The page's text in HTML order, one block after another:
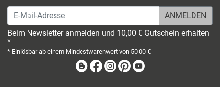
E-Mail-Adresse
Beim Newsletter anmelden und 10,00 € Gutschein erhalten
*
* Einlösbar ab einem Mindestwarenwert von 50,00 €
BlogFacebook
Instagram
Pinterest